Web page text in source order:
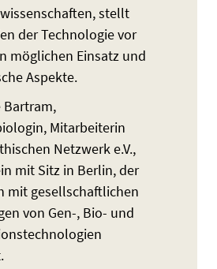
stellt
der Technologie vor
möglichen Einsatz und
Aspekte.
Bartram,
Mitarbeiterin
Netzwerk e.V.,
mit Sitz in Berlin, der
mit gesellschaftlichen
von Gen-, Bio- und